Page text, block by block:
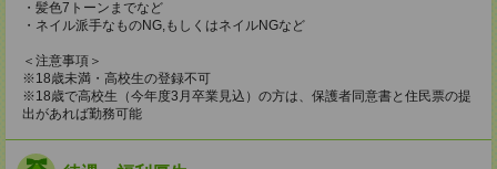
・髪色7トーンまでなど
・ネイル派手なものNG,もしくはネイルNGなど
＜注意事項＞
※18歳未満・高校生の登録不可
※18歳で高校生（今年度3月卒業見込）の方は、保護者同意書と住民票の提
出があれば勤務可能